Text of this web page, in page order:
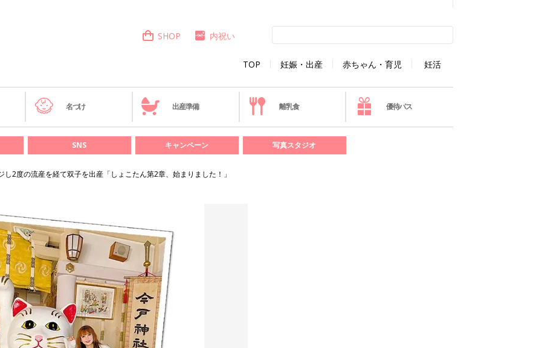
TOP 妊娠・出産 赤ちゃん・育児 妊活
SHOP 内祝い
名づけ 出産準備 離乳食 優待パス
SNS キャンペーン 写真スタジオ
し2度の流産を経て双子を出産「しょこたん第2章、始まりました！」